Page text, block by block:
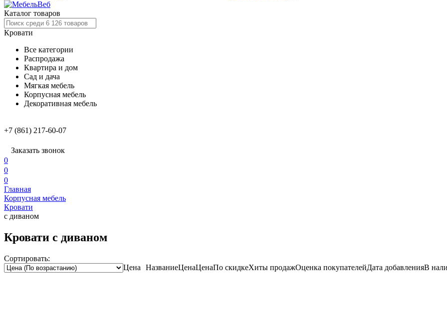
Каталог товаров
Кровати
Все категории
Распродажа
Квартира и дом
Сад и дача
Мягкая мебель
Корпусная мебель
Декоративная мебель
+7 (861) 217-60-07
Заказать звонок
0
0
0
Главная
Корпусная мебель
Кровати
с диваном
Кровати с диваном
Сортировать:
Цена
НазваниеЦенаЦенаПо скидкеХиты продажОценка покупателейДата добавленияВ